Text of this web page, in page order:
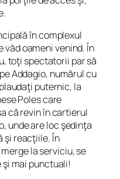
în complexul
văd oameni venind. În
toţi spectatorii par să
Addagio, numărul cu
puternic, la
Poles care
că revin în cartierul
unde are loc şedinţa
şi reacţiile. În
la serviciu, se
mai punctuali!